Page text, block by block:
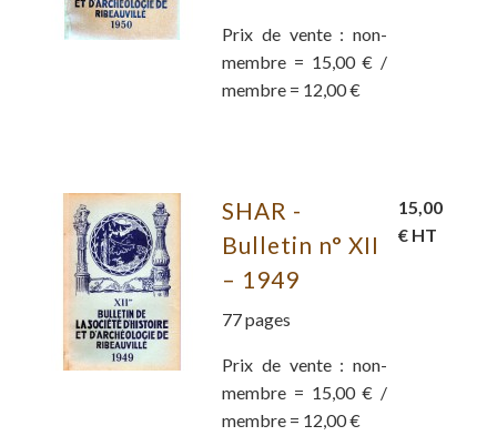
Prix de vente : non-
membre = 15,00 € /
membre = 12,00 €
SHAR -
Bulletin n° XII
– 1949
77 pages
Prix de vente : non-
membre = 15,00 € /
membre = 12,00 €
15,00
€ HT